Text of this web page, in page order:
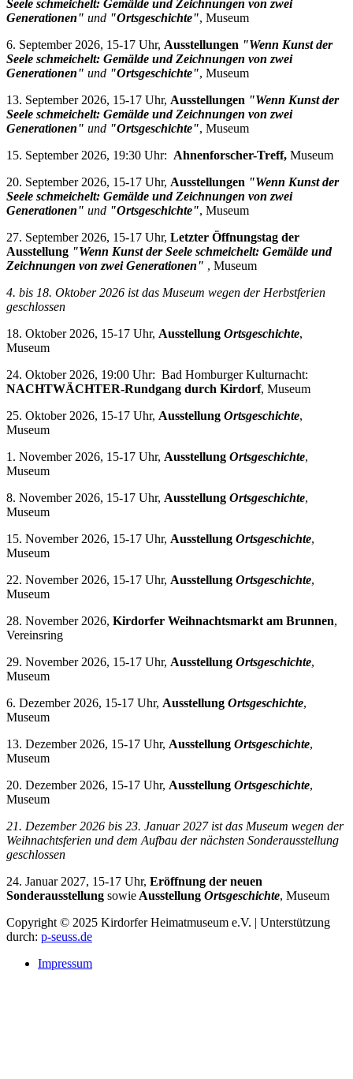
Seele schmeichelt: Gemälde und Zeichnungen von zwei
Generationen" und "Ortsgeschichte", Museum
6. September 2026, 15-17 Uhr, Ausstellungen "Wenn Kunst der
Seele schmeichelt: Gemälde und Zeichnungen von zwei
Generationen" und "Ortsgeschichte", Museum
13. September 2026, 15-17 Uhr, Ausstellungen "Wenn Kunst der
Seele schmeichelt: Gemälde und Zeichnungen von zwei
Generationen" und "Ortsgeschichte", Museum
15. September 2026, 19:30 Uhr: Ahnenforscher-Treff, Museum
20. September 2026, 15-17 Uhr, Ausstellungen "Wenn Kunst der
Seele schmeichelt: Gemälde und Zeichnungen von zwei
Generationen" und "Ortsgeschichte", Museum
27. September 2026, 15-17 Uhr, Letzter Öffnungstag der
Ausstellung "Wenn Kunst der Seele schmeichelt: Gemälde und
Zeichnungen von zwei Generationen" , Museum
4. bis 18. Oktober 2026 ist das Museum wegen der Herbstferien
geschlossen
18. Oktober 2026, 15-17 Uhr, Ausstellung Ortsgeschichte,
Museum
24. Oktober 2026, 19:00 Uhr: Bad Homburger Kulturnacht:
NACHTWÄCHTER-Rundgang durch Kirdorf, Museum
25. Oktober 2026, 15-17 Uhr, Ausstellung Ortsgeschichte,
Museum
1. November 2026, 15-17 Uhr, Ausstellung Ortsgeschichte,
Museum
8. November 2026, 15-17 Uhr, Ausstellung Ortsgeschichte,
Museum
15. November 2026, 15-17 Uhr, Ausstellung Ortsgeschichte,
Museum
22. November 2026, 15-17 Uhr, Ausstellung Ortsgeschichte,
Museum
28. November 2026, Kirdorfer Weihnachtsmarkt am Brunnen,
Vereinsring
29. November 2026, 15-17 Uhr, Ausstellung Ortsgeschichte,
Museum
6. Dezember 2026, 15-17 Uhr, Ausstellung Ortsgeschichte,
Museum
13. Dezember 2026, 15-17 Uhr, Ausstellung Ortsgeschichte,
Museum
20. Dezember 2026, 15-17 Uhr, Ausstellung Ortsgeschichte,
Museum
21. Dezember 2026 bis 23. Januar 2027 ist das Museum wegen der
Weihnachtsferien und dem Aufbau der nächsten Sonderausstellung
geschlossen
24. Januar 2027, 15-17 Uhr, Eröffnung der neuen
Sonderausstellung sowie Ausstellung Ortsgeschichte, Museum
Copyright © 2025 Kirdorfer Heimatmuseum e.V. | Unterstützung
durch: p-seuss.de
Impressum